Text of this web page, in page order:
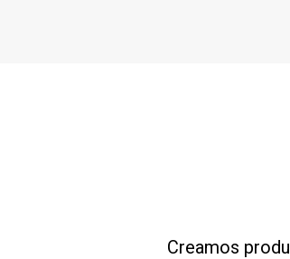
Creamos